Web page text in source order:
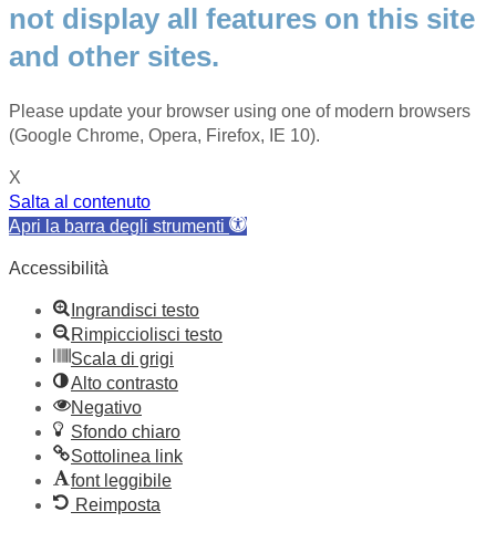
not display all features on this site
and other sites.
Please update your browser using one of modern browsers
(Google Chrome, Opera, Firefox, IE 10).
X
Salta al contenuto
Apri la barra degli strumenti
Accessibilità
Ingrandisci testo
Rimpicciolisci testo
Scala di grigi
Alto contrasto
Negativo
Sfondo chiaro
Sottolinea link
font leggibile
Reimposta